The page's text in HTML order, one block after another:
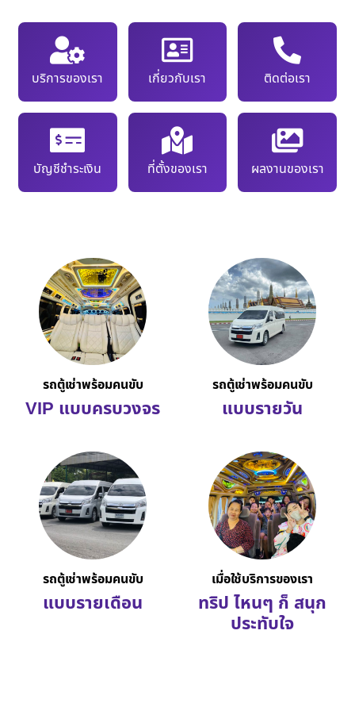
บริการของเรา เกี่ยวกับเรา ติดต่อเรา
บัญชีชำระเงิน ที่ตั้งของเรา ผลงานของเรา
รถตู้เช่าพร้อมคนขับ
VIP แบบครบวงจร
รถตู้เช่าพร้อมคนขับ
แบบรายวัน
รถตู้เช่าพร้อมคนขับ
แบบรายเดือน
เมื่อใช้บริการของเรา
ทริป ไหนๆ ก็ สนุก
ประทับใจ